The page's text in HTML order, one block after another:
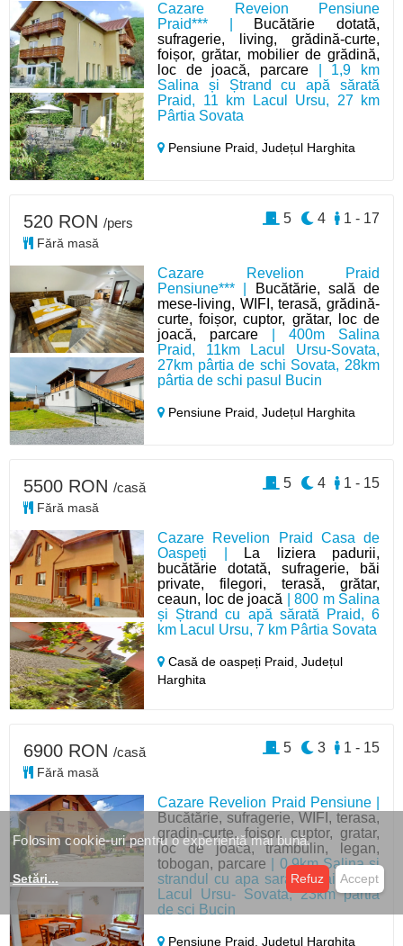
Cazare Reveion Pensiune
Praid*** | Bucătărie dotată,
sufragerie, living, grădină-curte,
foișor, grătar, mobilier de grădină,
loc de joacă, parcare | 1,9 km
Salina și Ștrand cu apă sărată
Praid, 11 km Lacul Ursu, 27 km
Pârtia Sovata
Pensiune Praid,Județul Harghita
Cazare Revelion Praid
Pensiune*** |
Bucătărie, sală de
mese-living, WIFI, terasă, grădină-
curte, foișor, cuptor, grătar, loc de
joacă, parcare | 400m Salina
Praid, 11km Lacul Ursu-Sovata,
27km pârtia de schi Sovata, 28km
pârtia de schi pasul Bucin
Pensiune Praid,Județul Harghita
520 RON /pers
Fără masă
1 - 17
4
5
Cazare Revelion Praid Casa de
Oaspeți |
La liziera padurii,
bucătărie dotată, sufragerie, băi
private, filegori, terasă, grătar,
ceaun, loc de joacă | 800 m Salina
și Ștrand cu apă sărată Praid, 6
km Lacul Ursu, 7 km Pârtia Sovata
Casă de oaspeți Praid,Județul
Harghita
5500 RON /casă
Fără masă
1 - 15
4
5
Cazare Revelion Praid Pensiune |
Bucătărie, sufragerie, WIFI, terasa,
gradin-curte, foisor, cuptor, gratar,
loc de joaca, trambulin, legan,
tobogan, parcare | 0,9km Salina si
strandul cu apa sarata Praid, 7km
Lacul Ursu- Sovata, 23km partia
de sci Bucin
Pensiune Praid,Județul Harghita
6900 RON /casă
Fără masă
1 - 15
3
5
Folosim cookie-uri pentru o experiență mai bună.
Setări... Refuz Accept